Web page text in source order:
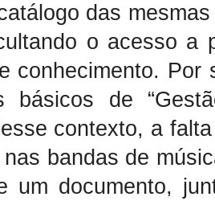
das
o acesso a
conhecimento.
básicos de
contexto, a
bandas de
um documento,